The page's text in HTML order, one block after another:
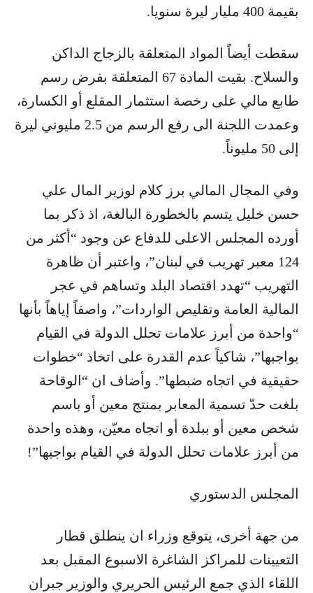
بقيمة 400 مليار ليرة سنويا.
سقطت أيضاً المواد المتعلقة بالزجاج الداكن
والسلاح. بقيت المادة 67 المتعلقة بفرض رسم
طابع مالي على رخصة استثمار المقلع أو الكسارة،
وعمدت اللجنة الى رفع الرسم من 2.5 مليوني ليرة
إلى 50 مليوناً.
وفي المجال المالي برز كلام لوزير المال علي
حسن خليل يتسم بالخطورة البالغة، اذ ذكر بما
أورده المجلس الاعلى للدفاع عن وجود “أكثر من
124 معبر تهريب في لبنان”، واعتبر أن ظاهرة
التهريب “تهدد اقتصاد البلد وتساهم في عجر
المالية العامة وتقليص الواردات”، واصفاً إياهاً بأنها
“واحدة من أبرز علامات تحلل الدولة في القيام
بواجبها”، شاكياً عدم القدرة على اتخاذ “خطوات
حقيقية في اتجاه ضبطها”. وأضاف ان “الوقاحة
بلغت حدّ تسمية المعابر بمنتج معين أو باسم
شخص معين أو ببلدة أو اتجاه معيّن، وهذه واحدة
من أبرز علامات تحلل الدولة في القيام بواجبها”!
المجلس الدستوري
من جهة أخرى، يتوقع وزراء ان ينطلق قطار
التعيينات للمراكز الشاغرة الاسبوع المقبل بعد
اللقاء الذي جمع الرئيس الحريري والوزير جبران